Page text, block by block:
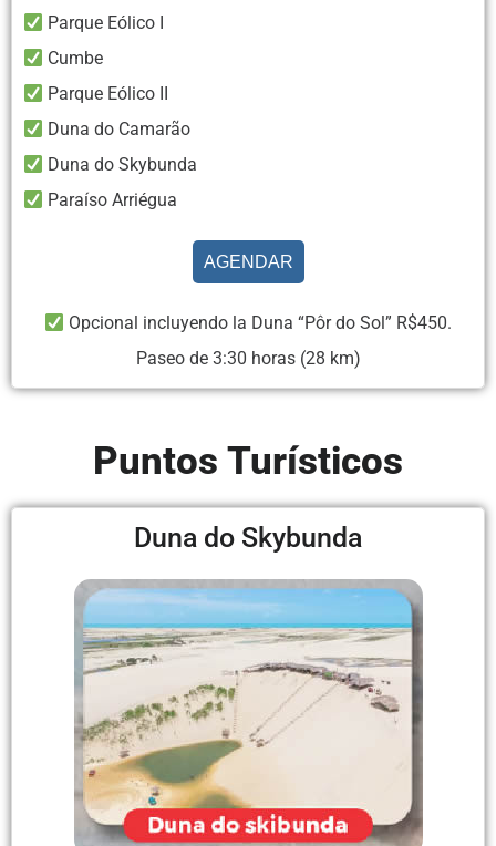
Parque Eólico I
Cumbe
Parque Eólico II
Duna do Camarão
Duna do Skybunda
Paraíso Arriégua
AGENDAR
Opcional incluyendo la Duna “Pôr do Sol” R$450.
Paseo de 3:30 horas (28 km)
Puntos Turísticos
Duna do Skybunda